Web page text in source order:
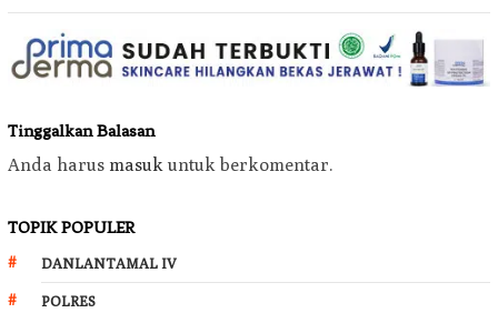
Tinggalkan Balasan
Anda harus masuk untuk berkomentar.
TOPIK POPULER
DANLANTAMAL IV
POLRES